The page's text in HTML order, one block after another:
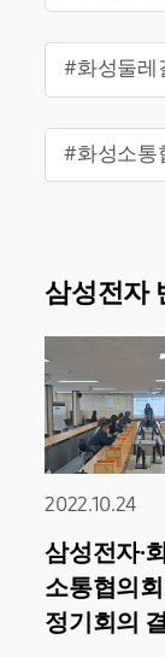
#화성둘레
#화성소통
삼성전자
2022.10.24
삼성전자·
소통협의
정기회의